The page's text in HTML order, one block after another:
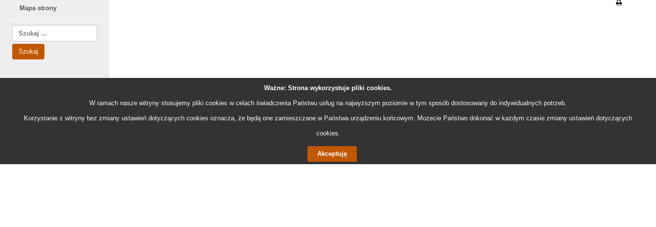
Mapa strony
Wyszukiwarka
Szukaj:
Ważne: Strona wykorzystuje pliki cookies.
W ramach nasze witryny stosujemy pliki cookies w celach świadczenia Państwu usług na najwyższym poziomie w tym sposób dostosowany do indywidualnych potrzeb.
Korzystanie z witryny bez zmiany ustawień dotyczących cookies oznacza, że będą one zamieszczane w Państwa urządzeniu końcowym. Możecie Państwo dokonać w każdym czasie zmiany ustawień dotyczących
cookies.
Akceptuję